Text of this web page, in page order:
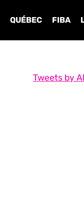
QUÉBEC FIBA
Tweets by